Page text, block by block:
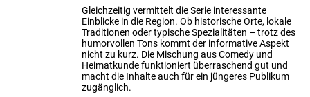
Gleichzeitig vermittelt die Serie interessante
Einblicke in die Region. Ob historische Orte, lokale
Traditionen oder typische Spezialitäten – trotz des
humorvollen Tons kommt der informative Aspekt
nicht zu kurz. Die Mischung aus Comedy und
Heimatkunde funktioniert überraschend gut und
macht die Inhalte auch für ein jüngeres Publikum
zugänglich.